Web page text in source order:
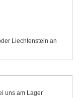
Liechtenstein an
uns am Lager